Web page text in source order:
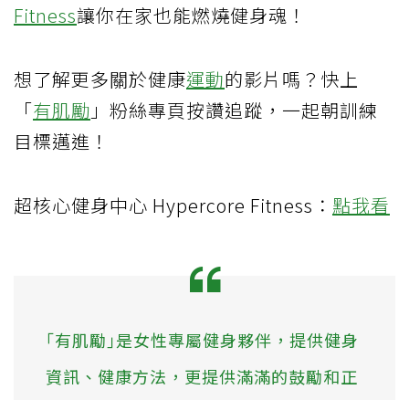
Fitness讓你在家也能燃燒健身魂！
想了解更多關於健康運動的影片嗎？快上
「有肌勵 」粉絲專頁按讚追蹤，一起朝訓練
目標邁進！
超核心健身中心 Hypercore Fitness： 點我看
｢有肌勵｣是女性專屬健身夥伴，提供健身
資訊、健康方法，更提供滿滿的鼓勵和正